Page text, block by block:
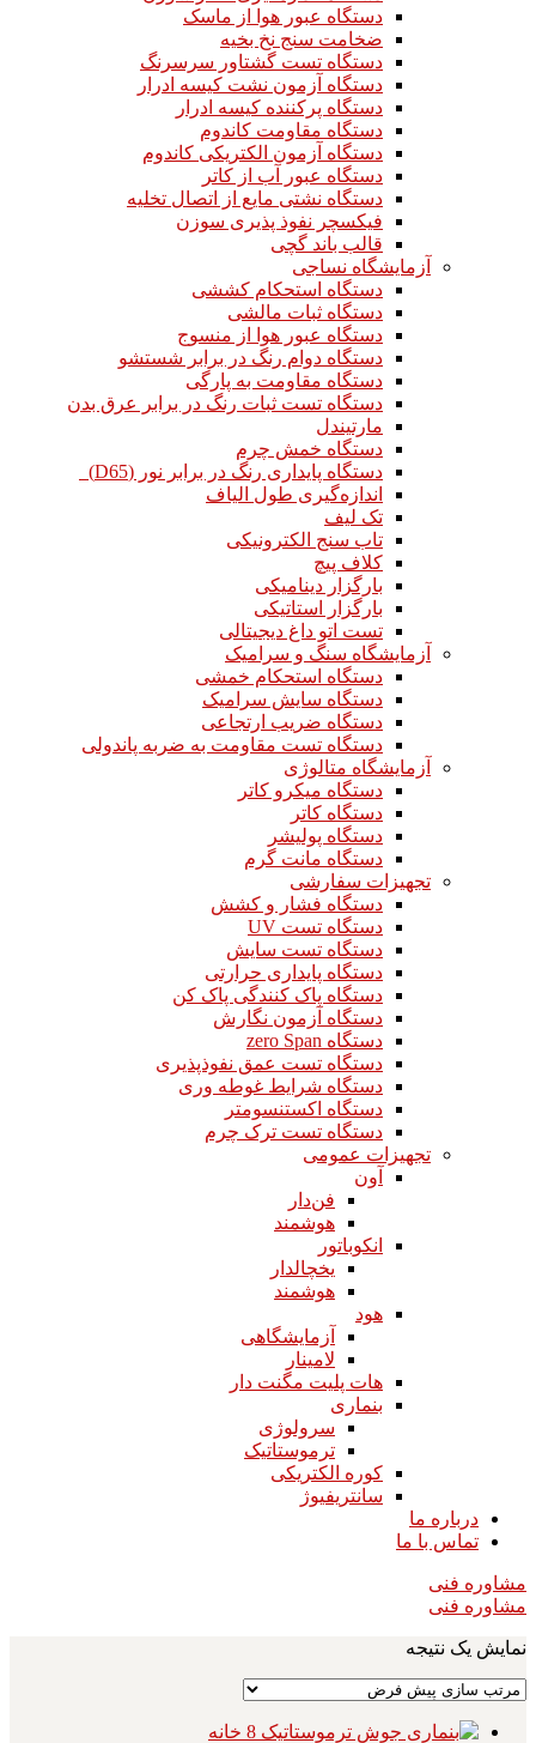
دستگاه عبور هوا از ماسک
ضخامت سنج نخ بخیه
دستگاه تست گشتاور سرسرنگ
دستگاه آزمون نشت کیسه ادرار
دستگاه پرکننده کیسه ادرار
دستگاه مقاومت کاندوم
دستگاه آزمون الکتریکی کاندوم
دستگاه عبور آب از کاتر
دستگاه نشتی مایع از اتصال تخلیه
فیکسچر نفوذ پذیری سوزن
قالب باند گچی
آزمایشگاه نساجی
دستگاه استحکام کششی
دستگاه ثبات مالشی
دستگاه عبور هوا از منسوج
دستگاه دوام رنگ در برابر شستشو
دستگاه مقاومت به پارگی
دستگاه تست ثبات رنگ در برابر عرق بدن
مارتیندل
دستگاه خمش چرم
دستگاه پایداری رنگ در برابر نور (D65)
اندازه‌گیری طول الیاف
تک لیف
تاب سنج الکترونیکی
کلاف پیچ
بارگزار دینامیکی
بارگزار استاتیکی
تست اتو داغ دیجیتالی
آزمایشگاه سنگ و سرامیک
دستگاه استحکام خمشی
دستگاه سایش سرامیک
دستگاه ضریب ارتجاعی
دستگاه تست مقاومت به ضربه پاندولی
آزمایشگاه متالوژی
دستگاه میکرو کاتر
دستگاه کاتر
دستگاه پولیشر
دستگاه مانت گرم
تجهیزات سفارشی
دستگاه فشار و کشش
دستگاه تست UV
دستگاه تست سایش
دستگاه پایداری حرارتی
دستگاه پاک کنندگی پاک کن
دستگاه آزمون نگارش
دستگاه zero Span
دستگاه تست عمق نفوذپذیری
دستگاه شرایط غوطه وری
دستگاه اکستنسومتر
دستگاه تست ترک چرم
تجهیزات عمومی
آون
فن‌دار
هوشمند
انکوباتور
یخچالدار
هوشمند
هود
آزمایشگاهی
لامینار​​​​​​​
هات پلیت مگنت دار​​​​​​​
بنماری
سرولوژی
ترموستاتیک
کوره الکتریکی
سانتریفیوژ
درباره ما
تماس با ما
مشاوره فنی
مشاوره فنی
نمایش یک نتیجه